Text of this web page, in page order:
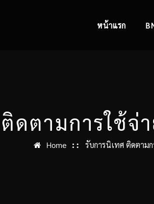
หน้าแรก
ดตามการใช้จ่
Home รับการนิเทศ ติดตาม